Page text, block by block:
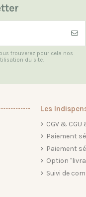
trouverez pour cela nos
du site.
Les
CGV &
Paiement
Paiement
Option
Suivi de